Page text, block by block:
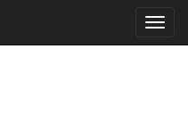
Seite